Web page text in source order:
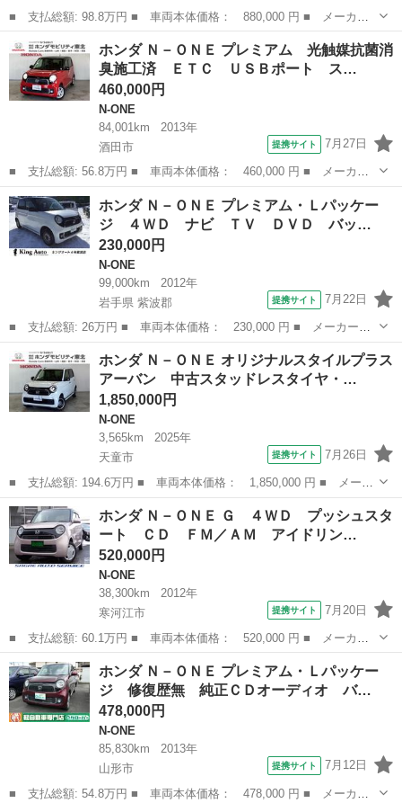
■ 支払総額: 98.8万円 ■ 車両本体価格： 880,000 円 ■ メーカー
名： ホンダ ■ 車種名： Ｎ－ＯＮＥ ■ グレード名： プレミア
ム シートヒーター ＥＴＣ ナビＴＶ 地デジ 運転席エアバッ
グ バックモニ...
山形 N-ONE
ホンダ Ｎ－ＯＮＥ プレミアム 光触媒抗菌消
臭施工済 ＥＴＣ ＵＳＢポート ス…
460,000円
N-ONE
84,001km
2013年
酒田市
提携サイト 7月27日
■ 支払総額: 56.8万円 ■ 車両本体価格： 460,000 円 ■ メーカー
名： ホンダ ■ 車種名： Ｎ－ＯＮＥ ■ グレード名： プレミア
ム 光触媒抗菌消臭施工済 ＥＴＣ ＵＳＢポート スマートキーシ
ステム ベン...
山形 酒田市 N-ONE
ホンダ Ｎ－ＯＮＥ プレミアム・Ｌパッケー
ジ ４ＷＤ ナビ ＴＶ ＤＶＤ バッ…
230,000円
N-ONE
99,000km
2012年
岩手県 紫波郡
提携サイト 7月22日
■ 支払総額: 26万円 ■ 車両本体価格： 230,000 円 ■ メーカー
名： ホンダ ■ 車種名： Ｎ－ＯＮＥ ■ グレード名： プレミア
ム・Ｌパッケージ ４ＷＤ ナビ ＴＶ ＤＶＤ バックカメラ ア
イドリングストッ...
岩手 紫波郡 N-ONE
ホンダ Ｎ－ＯＮＥ オリジナルスタイルプラス
アーバン 中古スタッドレスタイヤ・…
1,850,000円
N-ONE
3,565km
2025年
天童市
提携サイト 7月26日
■ 支払総額: 194.6万円 ■ 車両本体価格： 1,850,000 円 ■ メーカ
ー名： ホンダ ■ 車種名： Ｎ－ＯＮＥ ■ グレード名： オリジ
ナルスタイルプラスアーバン 中古スタッドレスタイヤ・純正メモリ
ーナビ・...
山形 天童市 N-ONE
ホンダ Ｎ－ＯＮＥ Ｇ ４ＷＤ プッシュスタ
ート ＣＤ ＦＭ／ＡＭ アイドリン…
520,000円
N-ONE
38,300km
2012年
寒河江市
提携サイト 7月20日
■ 支払総額: 60.1万円 ■ 車両本体価格： 520,000 円 ■ メーカー
名： ホンダ ■ 車種名： Ｎ－ＯＮＥ ■ グレード名： Ｇ ４Ｗ
Ｄ プッシュスタート ＣＤ ＦＭ／ＡＭ アイドリングストップ
横滑り防止装...
山形 寒河江市 N-ONE
ホンダ Ｎ－ＯＮＥ プレミアム・Ｌパッケー
ジ 修復歴無 純正ＣＤオーディオ バ…
478,000円
N-ONE
85,830km
2013年
山形市
提携サイト 7月12日
■ 支払総額: 54.8万円 ■ 車両本体価格： 478,000 円 ■ メーカー